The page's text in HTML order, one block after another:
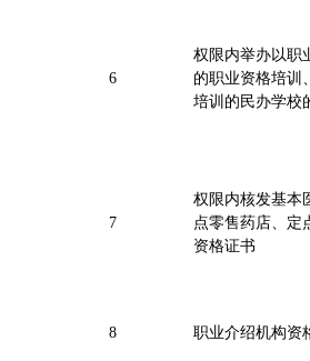
6
权限内举办以职
的职业资格培训
培训的民办学
7
权限内核发基本
点零售药店、定
资格证书
8 职业介绍机构